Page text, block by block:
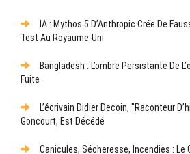
IA : Mythos 5 D’Anthropic Crée De
Test Au Royaume-Uni
Bangladesh : L’ombre Persistante De
Fuite
L’écrivain Didier Decoin, "raconteur
Goncourt, Est Décédé
Canicules, Sécheresse, Incendies : Le